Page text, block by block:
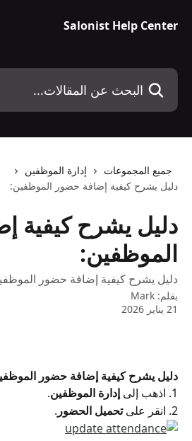
Salonist Help Center
البحث عن المقالات...
جميع المجموعات
إدارة الموظفين
دليل يشرح كيفية إضافة حضور الموظفين:
دليل يشرح كيفية
الموظفين:
دليل يشرح كيفية إضافة حضور
بقلم: Mark
21 يناير 2026
دليل يشرح كيفية إضافة حضور
1. اذهب إلى
إدارة الموظفين.
2. انقر على
تحميل الحضور .